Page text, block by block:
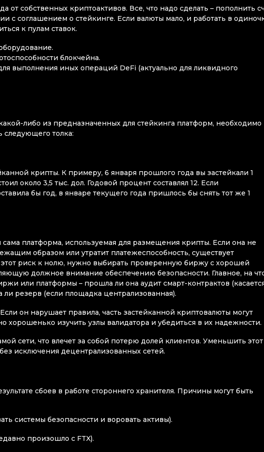
от собственных криптоактивов. Все, что надо сделать – пополнить
с соглашением о стейкинге. Если валюты мало, и работать в
к пулам ставок.
блокчейна.
выполнения иных операций DeFi (актуально для ликвидного
либо из предназначенных для стейкинга платформ, необходимо
следующего толка:
крипты. К примеру, 6 января прошлого года вы застейкали 1
около 3,5 тыс. дол. Годовой процент составлял 12. Если
бы год, в январе текущего года пришлось бы снять тот же 1
платформа, используемая для размещения крипты. Если она не
образом или утратит платежеспособность, существует
этот риск к нолю, нужно выбирать проверенную биржу с хорошей
должное внимание обеспечению безопасности. Главное, на
или платформы – прошла ли она аудит смарт-контрактов
резерв (если площадка централизованная).
он нарушает правила, часть застейканной криптовалюты могут
хорошенько изучить узлы валидатора и убедиться в их надежности.
сети, что влечет за собой потерю долей клиентов. Уменьшить этот
исключения децентрализованных сетей.
сбоев в работе стороннего хранителя. Причины могут быть
системы безопасности и воровать активы).
произошло с FTX).